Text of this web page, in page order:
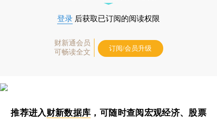
登录 后获取已订阅的阅读权限
财新通会员
可畅读全文
订阅/会员升级
推荐进入财新数据库 ，可随时查阅宏观经济、股票